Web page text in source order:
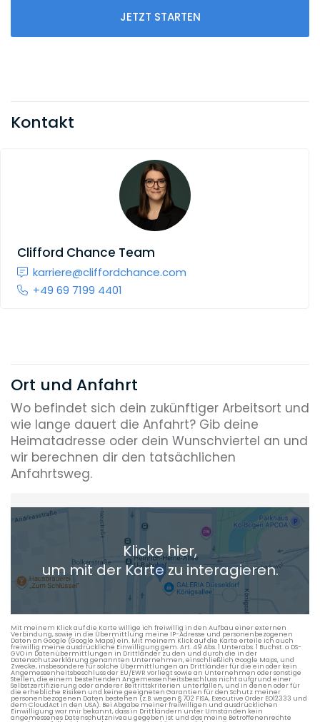
JETZT STARTEN
Kontakt
Clifford Chance Team
karriere@cliffordchance.com
+49 69 7199 4401
Ort und Anfahrt
Wo befindet sich dein zukünftiger Arbeitsort und
wie lange dauert die Anfahrt? Gib deine
Heimatadresse oder dein Wunschviertel an und
wir berechnen dir den tatsächlichen
Anfahrtsweg.
Heimatadresse oder Wunschort
+ Aktuellen Standort hinzufügen
Die berechneten Anreisezeiten basieren auf den
Verkehrsdaten eines typischen Dienstag morgens um 8:30.
Klicke hier,
um mit der Karte zu interagieren.
Mit meinem Klick auf die Karte willige ich freiwillig in den Aufbau einer externen
Verbindung, sowie in die Übermittlung meine IP-Adresse und personenbezogenen
Daten an Google (Google Maps) ein. Mit meinem Klick auf die Karte erteile ich auch
freiwillig meine ausdrückliche Einwilligung gem. Art. 49 Abs. 1 Unterabs. 1 Buchst. a DS-
GVO in Datenübermittlungen in Drittländer zu den und durch die in der
Datenschutzerklärung genannten Unternehmen, einschließlich Google Maps, und
Zwecke, insbesondere für solche Übermittlungen an Drittländer für die ein oder kein
Angemessenheitsbeschluss der EU/EWR vorliegt sowie an Unternehmen oder sonstige
Stellen, die einem bestehenden Angemessenheitsbeschluss nicht aufgrund einer
Selbstzertifizierung oder anderer Beitrittskriterien unterfallen, und in denen oder für
die erhebliche Risiken und keine geeigneten Garantien für den Schutz meiner
personenbezogenen Daten bestehen (z.B. wegen § 702 FISA, Executive Order EO12333 und
dem CloudAct in den USA). Bei Abgabe meiner freiwilligen und ausdrücklichen
Einwilligung war mir bekannt, dass in Drittländern unter Umständen kein
angemessenes Datenschutzniveau gegeben ist und das meine Betroffenenrechte